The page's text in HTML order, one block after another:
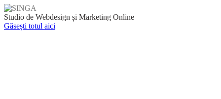
Skip
to
content
Studio de Webdesign și Marketing Online
Găsești totul aici